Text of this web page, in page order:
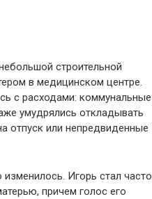
строительной
в медицинском центре.
с расходами: коммунальные
умудрялись откладывать
отпуск или непредвиденные
Игорь стал часто
причем голос его